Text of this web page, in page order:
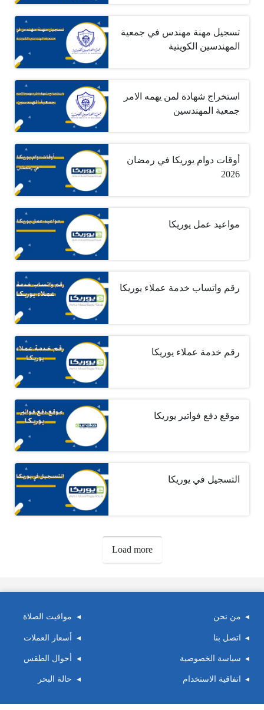
تسجيل مهنة مهندس في جمعية
المهندسين الكويتية
استخراج شهادة لمن يهمه الامر
جمعية المهندسين
أوقات دوام يوريكا في رمضان
2026
مواعيد عمل يوريكا
رقم واتساب خدمة عملاء يوريكا
رقم خدمة عملاء يوريكا
موقع دفع فواتير يوريكا
التسجيل في يوريكا
Load more
من نحن
اتصل بنا
سياسة الخصوصية
اتفاقية الاستخدام
مواقيت الصلاة
أسعار العملات
أحوال الطقس
حالة البحر